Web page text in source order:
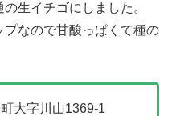
生イチゴにしました。
なので甘酸っぱくて種の
大字川山1369-1